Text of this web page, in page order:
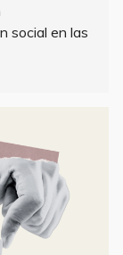
social en las